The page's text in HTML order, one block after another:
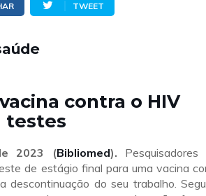
TWEET
contra o HIV
testes
2023 (Bibliomed). Pesquisadores
de estágio final para uma vacina
descontinuação do seu trabalho.